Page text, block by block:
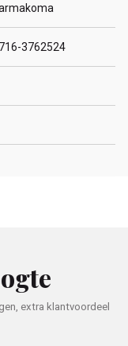
3762524
extra klantvoordeel